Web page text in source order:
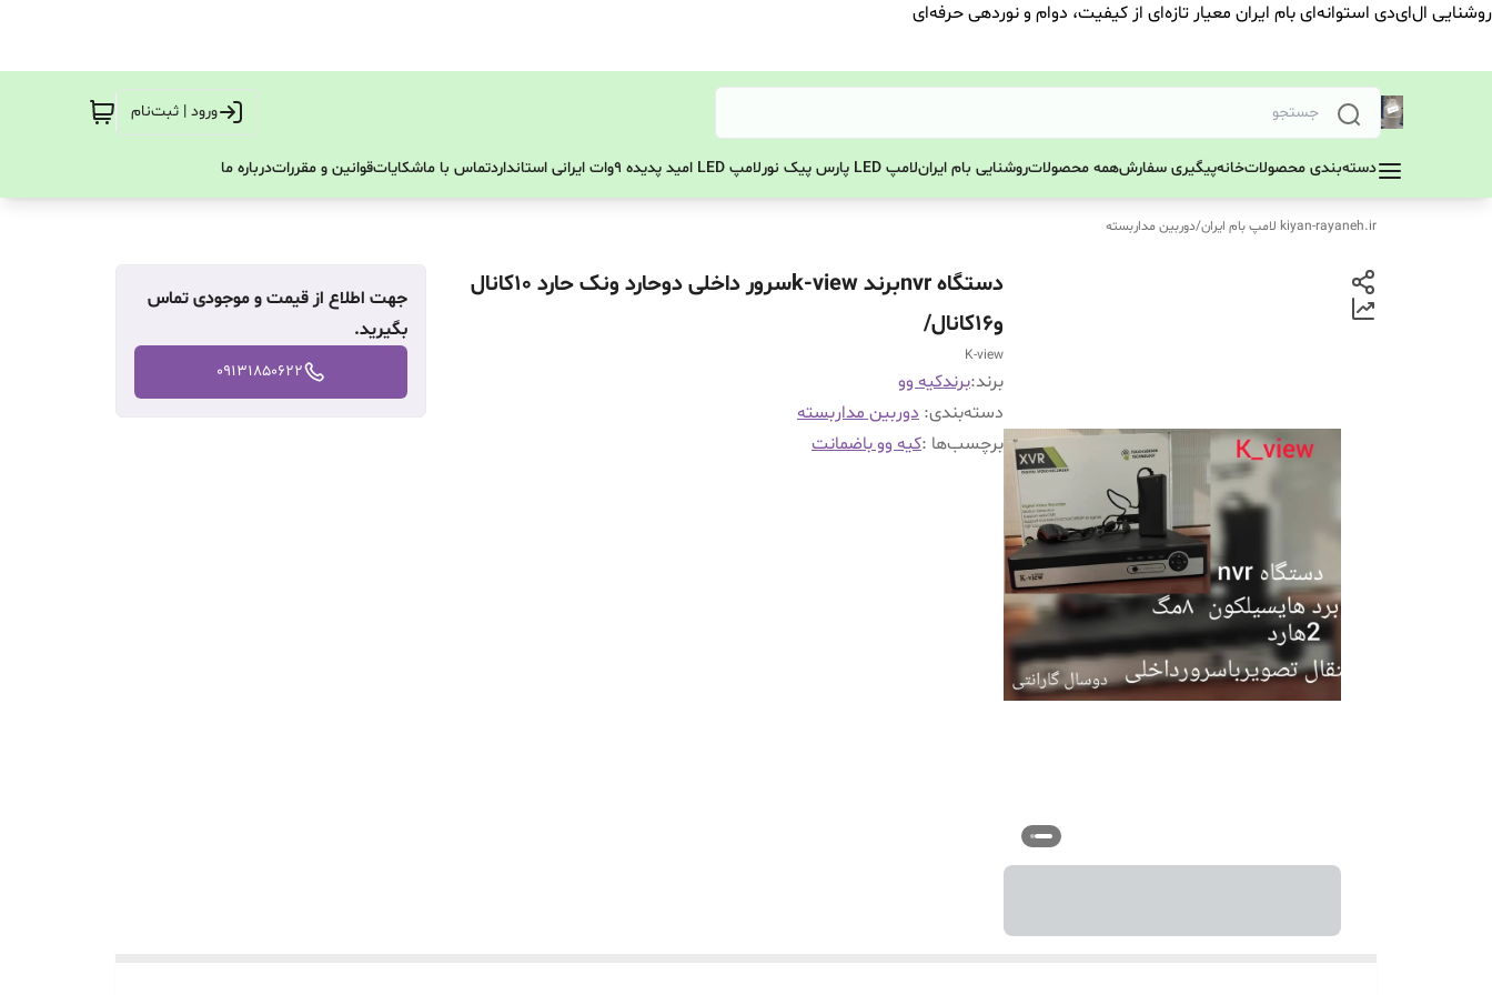
روشنایی ال‌ای‌دی استوانه‌ای بام ایران معیار تازه‌ای از کیفیت، دوام و نوردهی حرفه‌ای
ورود | ثبت‌نام
دسته‌بندی محصولاتخانهپیگیری سفارشهمه محصولاتروشنایی بام ایرانلامپ LED پارس پیک نور لامپ LED امید پدیده 9وات ایرانی استاندارد تماس با ماشکایاتقوانین و مقرراتدرباره ما
kiyan-rayaneh.ir لامپ بام ایران /دوربین مداربسته
دستگاه nvrبرند k-viewسرور داخلی دوحارد ونک حارد 10کانال
و16کانال/
K-view
برند:برندکیه وو
دسته‌بندی: دوربین مداربسته
برچسب‌ها :کیه وو باضمانت
جهت اطلاع از قیمت و موجودی تماس
بگیرید.
09131850622